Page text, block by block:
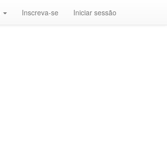
Inscreva-se Iniciar sessão